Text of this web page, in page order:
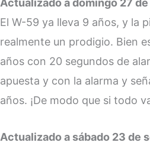
Actualizado a domingo 27
El W-59 ya lleva 9 años, y la
realmente un prodigio. Bien
años con 20 segundos de
apuesta y con la alarma y
años. ¡De modo que si todo
Actualizado a sábado 23 de